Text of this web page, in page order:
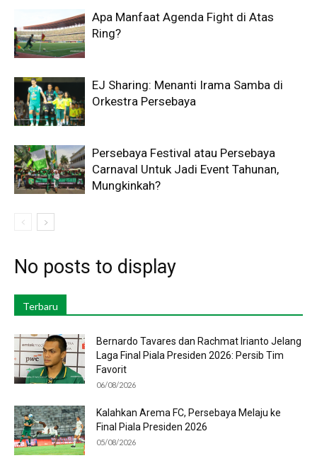
Apa Manfaat Agenda Fight di Atas
Ring?
EJ Sharing: Menanti Irama Samba di
Orkestra Persebaya
Persebaya Festival atau Persebaya
Carnaval Untuk Jadi Event Tahunan,
Mungkinkah?
No posts to display
Terbaru
Bernardo Tavares dan Rachmat Irianto Jelang
Laga Final Piala Presiden 2026: Persib Tim
Favorit
06/08/2026
Kalahkan Arema FC, Persebaya Melaju ke
Final Piala Presiden 2026
05/08/2026